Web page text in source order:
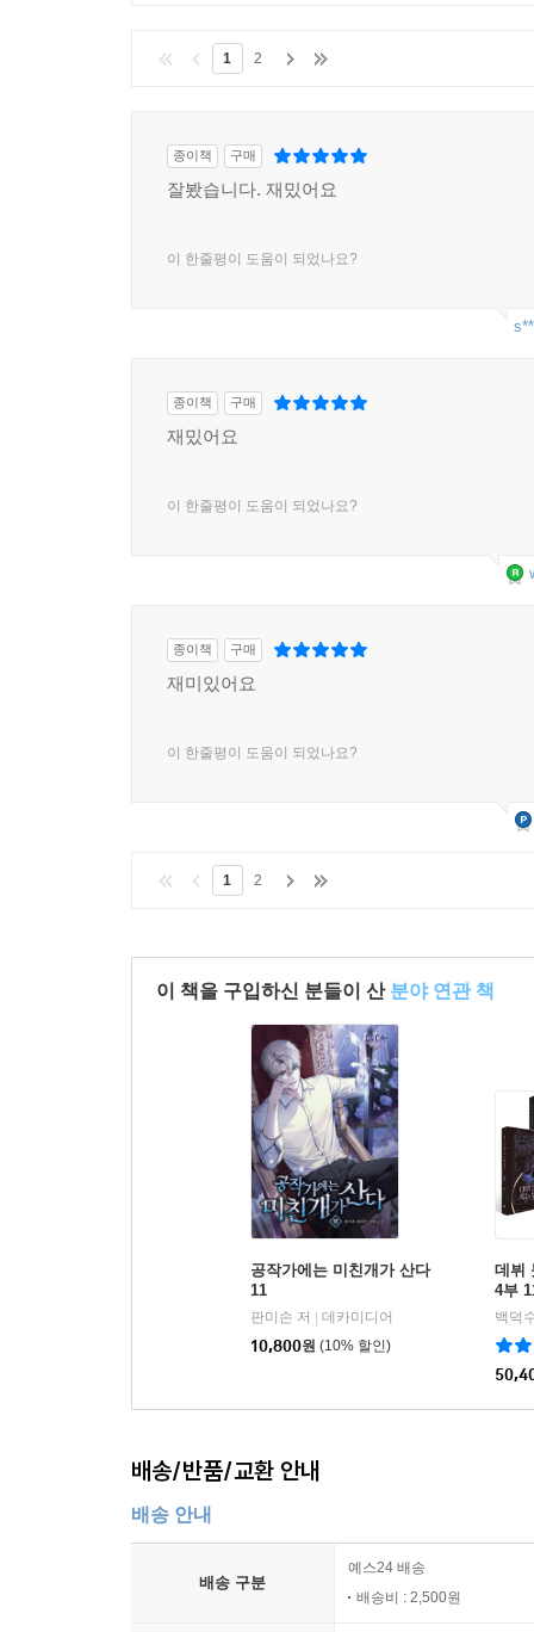
1 2
종이책 구매
잘봤습니다. 재밌어요
이 한줄평이 도움이 되었나요?
종이책 구매
재밌어요
이 한줄평이 도움이 되었나요?
종이책 구매
재미있어요
이 한줄평이 도움이 되었나요?
1 2
이 책을 구입하신 분들이 산 분야 연관 책
공작가에는 미친개가 산다
11
판미손 저
데카미디어
10,800원 (10% 할인)
데뷔
4부
백덕
배송/반품/교환 안내
배송 안내
배송 구분
예스24 배송
배송비 : 2,500원